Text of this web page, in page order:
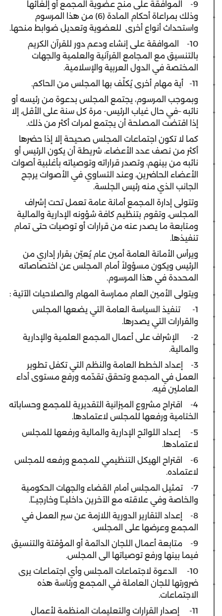
9- الموافقة على منح عضوية المجمع أو إلغائها
وذلك بمراعاة أحكام المادة (6) من هذا المرسوم
واستحداث أنواع أخرى للعضوية وتعديل ضوابط منحها.
10- الموافقة على إنشاء ودعم دور للقرآن الكريم
بالتنسيق مع المجامع القرآنية والعلمية والجهات
المختصة في الدول العربية والإسلامية.
11- أية مهام أخرى يُكلّف بها المجلس من الحاكم.
وبموجب المرسوم، يجتمع المجلس بدعوة من رئيسه أو
نائبه –في حال غياب الرئيس- مرة كل سنة على الأقل، إلا
إذا اقتضت المصلحة أن يجتمع لمرات أكثر من ذلك.
كما لا تكون اجتماعات المجلس صحيحة إلا إذا حضرها
أكثر من نصف عدد الأعضاء، شريطة أن يكون الرئيس أو
نائبه من بينهم، وتصدر قراراته وتوصياته بأغلبية أصوات
الأعضاء الحاضرين، وعند التساوي في الأصوات يرجح
الجانب الذي منه رئيس الجلسة.
وتتولى إدارة المجمع أمانة عامة تعمل تحت إشراف
المجلس، وتقوم بتنظيم كافة شؤونه الإدارية والمالية
ومتابعة ما يصدر عنه من قرارات أو توصيات حتى تمام
تنفيذها.
ويرأس الأمانة العامة أمين عام يُعيّن بقرار إداري من
الرئيس ويكون مسؤولاً أمام المجلس عن اختصاصاته
المحددة في هذا المرسوم.
ويتولى الأمين العام ممارسة المهام والصلاحيات الآتية :
1- تنفيذ السياسة العامة التي يضعها المجلس
والقرارات التي يصدرها.
2- الإشراف على أعمال المجمع العلمية والإدارية
والمالية.
3- إعداد الخطط العامة والنظم التي تكفل تطوير
العمل في المجمع وتحقق تقدّمه ورفع مستوى أداء
العاملين فيه.
4- اقتراح مشروع الميزانية التقديرية للمجمع وحساباته
الختامية ورفعها للمجلس لاعتمادها.
5- إعداد اللوائح الإدارية والمالية ورفعها للمجلس
لاعتمادها.
6- اقتراح الهيكل التنظيمي للمجمع ورفعه للمجلس
لاعتماده.
7- تمثيل المجلس أمام القضاء والجهات الحكومية
والخاصة وفي علاقته مع الآخرين داخليــًا وخارجيــًا.
8- إعداد التقارير الدورية اللازمة عن سير العمل في
المجمع وعرضها على المجلس.
9- متابعة أعمال اللجان الدائمة أو المؤقتة والتنسيق
فيما بينها ورفع توصياتها الى المجلس.
10- ‌الدعوة لاجتماعات المجلس وأي اجتماعات يرى
ضرورتها للجان العاملة في المجمع ورئاسة هذه
الاجتماعات.
11- ‌إصدار القرارات والتعليمات المنظمة لأعمال